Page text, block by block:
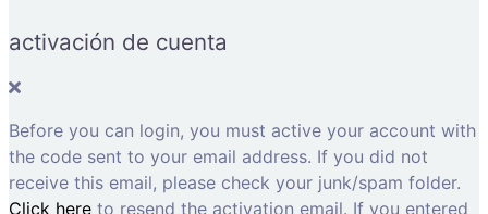
activación de cuenta
Before you can login, you must active your account with
the code sent to your email address. If you did not
receive this email, please check your junk/spam folder.
Click here to resend the activation email. If you entered